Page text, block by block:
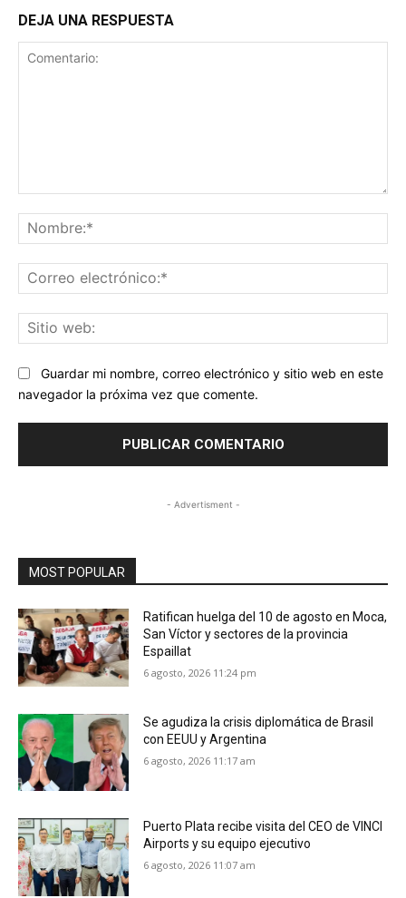
DEJA UNA RESPUESTA
Guardar mi nombre, correo electrónico y sitio web en este
navegador la próxima vez que comente.
- Advertisment -
MOST POPULAR
Ratifican huelga del 10 de agosto en Moca,
San Víctor y sectores de la provincia
Espaillat
6 agosto, 2026 11:24 pm
Se agudiza la crisis diplomática de Brasil
con EEUU y Argentina
6 agosto, 2026 11:17 am
Puerto Plata recibe visita del CEO de VINCI
Airports y su equipo ejecutivo
6 agosto, 2026 11:07 am